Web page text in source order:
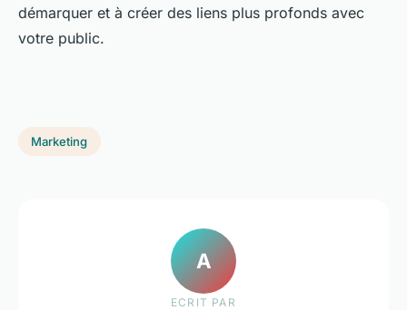
démarquer et à créer des liens plus profonds avec
votre public.
Marketing
A
ECRIT PAR